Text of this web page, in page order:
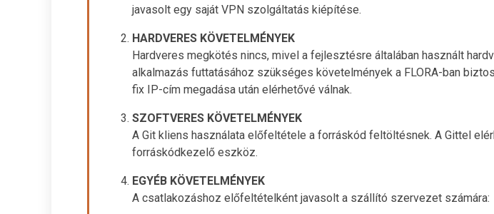
javasolt egy saját VPN szolgáltatás kiépítése.
HARDVERES KÖVETELMÉNYEK
Hardveres megkötés nincs, mivel a fejlesztésre általában használt
alkalmazás futtatásához szükséges követelmények a FLORA-ban
fix IP-cím megadása után elérhetővé válnak.
SZOFTVERES KÖVETELMÉNYEK
A Git kliens használata előfeltétele a forráskód feltöltésnek. A Gittel
forráskódkezelő eszköz.
EGYÉB KÖVETELMÉNYEK
A csatlakozáshoz előfeltételként javasolt a szállító szervezet számára: